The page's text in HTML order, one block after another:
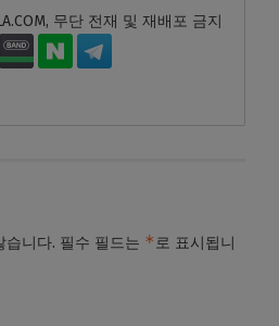
무단 전재 및 재배포 금지
습니다. 필수 필드는 *로 표시됩니